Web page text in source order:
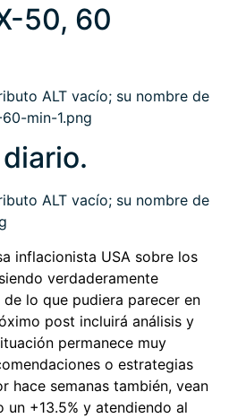
50, 60
inflacionista USA sobre los
verdaderamente
lo que pudiera parecer en
post incluirá análisis y
permanece muy
o estrategias
hace semanas también, vean
un +13.5% y atendiendo al